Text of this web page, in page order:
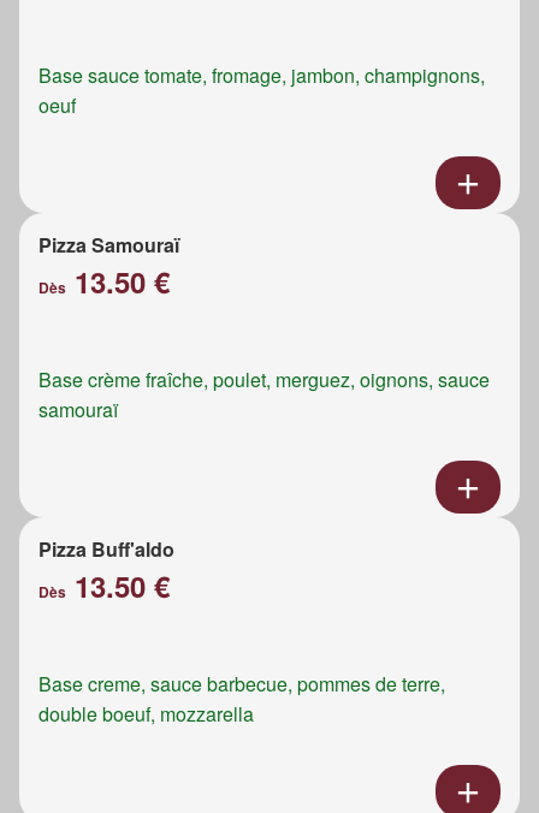
Base sauce tomate, fromage, jambon, champignons,
oeuf
Pizza Samouraï
Dès 13.50 €
Base crème fraîche, poulet, merguez, oignons, sauce
samouraï
Pizza Buff'aldo
Dès 13.50 €
Base creme, sauce barbecue, pommes de terre,
double boeuf, mozzarella